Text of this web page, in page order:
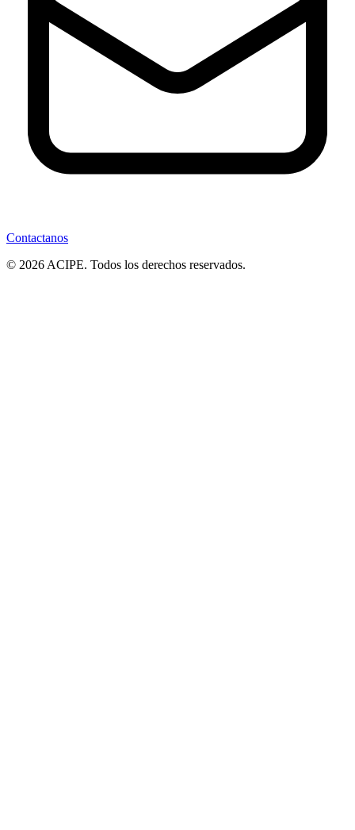
Contactanos
© 2026 ACIPE. Todos los derechos reservados.